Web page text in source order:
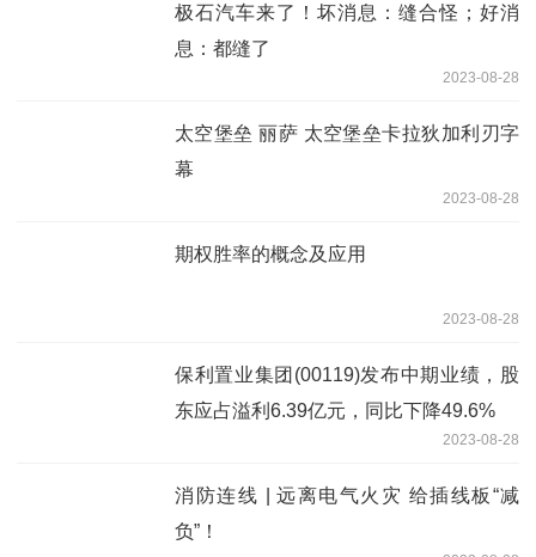
极石汽车来了！坏消息：缝合怪；好消
息：都缝了
2023-08-28
太空堡垒 丽萨 太空堡垒卡拉狄加利刃字
幕
2023-08-28
期权胜率的概念及应用
2023-08-28
保利置业集团(00119)发布中期业绩，股
东应占溢利6.39亿元，同比下降49.6%
2023-08-28
消防连线 | 远离电气火灾 给插线板“减
负”！